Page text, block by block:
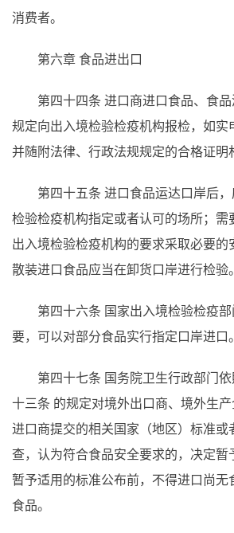
消费者。
第六章 食品进出口
第四十四条 进口商进口食品、食
规定向出入境检验检疫机构报检，如实
并随附法律、行政法规规定的合格证明
第四十五条 进口食品运达口岸后
检验检疫机构指定或者认可的场所；需
出入境检验检疫机构的要求采取必要的
散装进口食品应当在卸货口岸进行检验。
第四十六条 国家出入境检验检疫
要，可以对部分食品实行指定口岸进口。
第四十七条 国务院卫生行政部门
十三条 的规定对境外出口商、境外生
进口商提交的相关国家（地区）标准或
查，认为符合食品安全要求的，决定暂
暂予适用的标准公布前，不得进口尚无
食品。